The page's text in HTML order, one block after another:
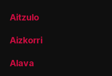
Aitzulo
Aizkorri
Alava